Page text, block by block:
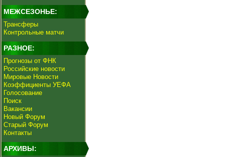
МЕЖСЕЗОНЬЕ:
Трансферы
Контрольные матчи
РАЗНОЕ:
Прогнозы от ФНК
Российские новости
Мировые Новости
Коэффициенты УЕФА
Голосование
Поиск
Вакансии
Новый Форум
Старый Форум
Контакты
АРХИВЫ: